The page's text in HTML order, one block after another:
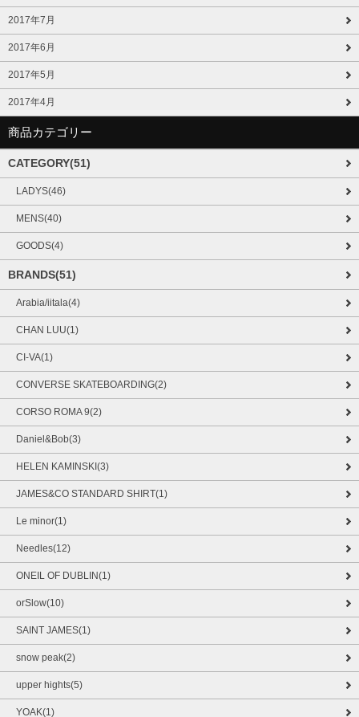
2017年7月
2017年6月
2017年5月
2017年4月
商品カテゴリー
CATEGORY(51)
LADYS(46)
MENS(40)
GOODS(4)
BRANDS(51)
Arabia/iitala(4)
CHAN LUU(1)
CI-VA(1)
CONVERSE SKATEBOARDING(2)
CORSO ROMA 9(2)
Daniel&Bob(3)
HELEN KAMINSKI(3)
JAMES&CO STANDARD SHIRT(1)
Le minor(1)
Needles(12)
ONEIL OF DUBLIN(1)
orSlow(10)
SAINT JAMES(1)
snow peak(2)
upper hights(5)
YOAK(1)